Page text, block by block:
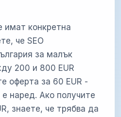
имат конкретна
че SEO
за малък
200 и 800 EUR
оферта за 60 EUR -
наред. Ако получите
знаете, че трябва да